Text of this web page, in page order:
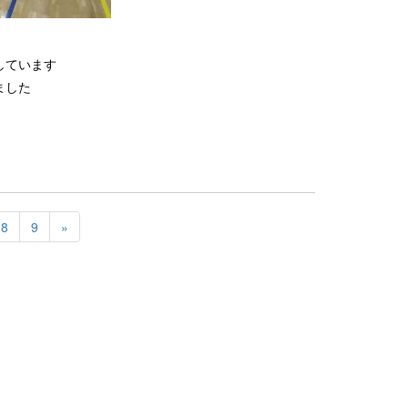
ています
した
8 9 »